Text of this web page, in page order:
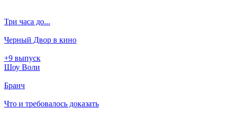
Три часа до...
Черный Двор в кино
+9 выпуск
Шоу Воли
Бранч
Что и требовалось доказать